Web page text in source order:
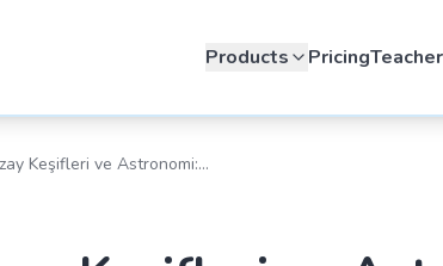
Products Pricing
Keşifleri ve Astronomi: